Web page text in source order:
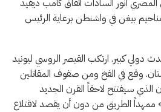
أنور السادات اتفاق كامب ديفيد
بيغن في واشنطن برعاية الرئيس
كبير. ارتكب القيصر الروسي ليونيد
وقع في الفخ ومن صفوف المقاتلين
سيفتتح لاحقاً القرن الجديد
ممهداً الطريق من دون أن يقصد لاقتلاع